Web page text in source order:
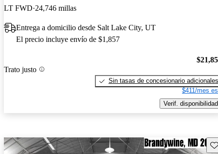
LT FWD 24,746 millas
Entrega a domicilio desde Salt Lake City, UT
El precio incluye envío de $1,857
Trato justo
Sin tasas de concesionario adicionales
$411/mes
Verif. disponibilidad